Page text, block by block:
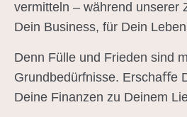
vermitteln – während unserer
Dein Business, für Dein
Denn Fülle und Frieden sind
Grundbedürfnisse. Erschaﬀe
Deine Finanzen zu Deinem